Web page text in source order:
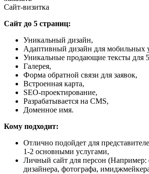
Сайт-визитка
Сайт до 5 страниц:
Уникальный дизайн,
Адаптивный дизайн для мобильных
Уникальные продающие тексты для
Галерея,
Форма обратной связи для заявок,
Встроенная карта,
SEO-проектирование,
Разрабатывается на CMS,
Доменное имя.
Кому подходит:
Отлично подойдет для
1-2 основными услугами,
Личный сайт для персон (Например:
дизайнера, фотографа,